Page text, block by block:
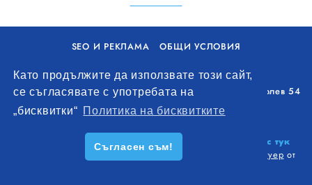
Като продължите да използвате този сайт,
се съгласявате с употребата на
„бисквитки“ Политика на бисквитките
Съгласен съм!
SEO И РЕКЛАМА
ОБЩИ УСЛОВИЯ
Уолоу Интернешънъл ЕООД, гр. Варна, бул. Генерал Колев 54
+359 893 621 112
office@remontna-brigada.com
Създай профил на своя строителен бизнес тук
. Всички права запазени. Изработка на софтуер от